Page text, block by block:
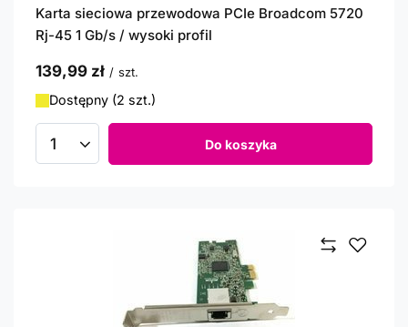
Karta sieciowa przewodowa PCIe Broadcom 5720
Rj-45 1 Gb/s / wysoki profil
139,99 zł / szt.
Dostępny (2 szt.)
Ilość produktów Do koszyka